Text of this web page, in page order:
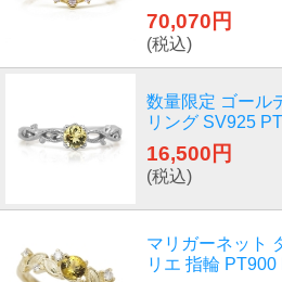
70,070円
(税込)
数量限定 ゴール
リング SV925
16,500円
(税込)
マリガーネット
リエ 指輪